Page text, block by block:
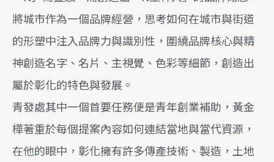
將城市作為一個品牌經營，思考如何在城市與街道
的形塑中注入品牌力與識別性，圍繞品牌核心與精
神創造名字、名片、主視覺、色彩等細節，創造出
屬於彰化的特色與發展。
青發處其中一個首要任務便是青年創業補助，黃金
樺著重於每個提案內容如何連結當地與當代資源，
在他的眼中，彰化擁有許多傳產技術、製造，土地